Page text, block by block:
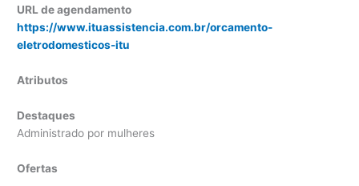
URL de agendamento
https://www.ituassistencia.com.br/orcamento-
eletrodomesticos-itu
Atributos
Destaques
Administrado por mulheres
Ofertas